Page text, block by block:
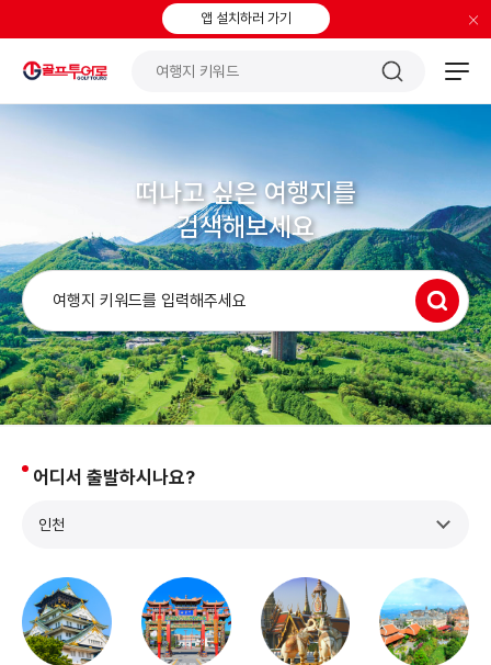
앱 설치하러 가기 ×
떠나고 싶은 여행지를
검색해보세요
어디서 출발하시나요?
인천